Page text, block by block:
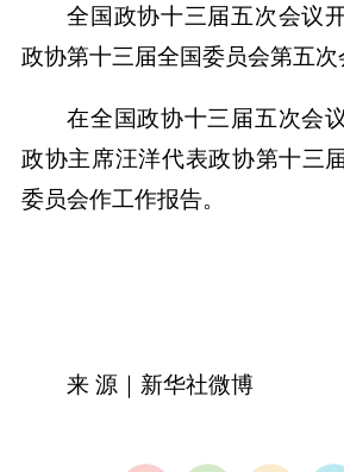
全国政协十三届五次会议
政协第十三届全国委员会第五次
在全国政协十三届五次会
政协主席汪洋代表政协第十三
委员会作工作报告。
来 源｜新华社微博